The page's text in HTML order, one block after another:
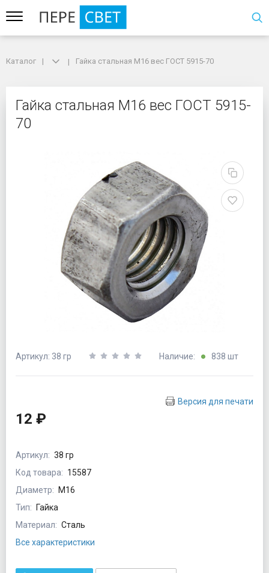
Гайка стальная М16 вес ГОСТ 5915-70
Каталог Гайка стальная М16 вес ГОСТ 5915-70
Гайка стальная М16 вес ГОСТ 5915-
70
Артикул: 38 гр Наличие: 838 шт
Версия для печати
12 ₽
Артикул: 38 гр
Код товара: 15587
Диаметр:
М16
Тип:
Гайка
Материал: Сталь
Все характеристики